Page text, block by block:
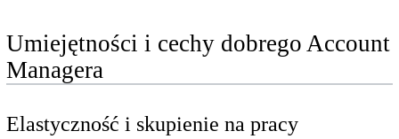
Umiejętności i cechy dobrego Account
Managera
Elastyczność i skupienie na pracy